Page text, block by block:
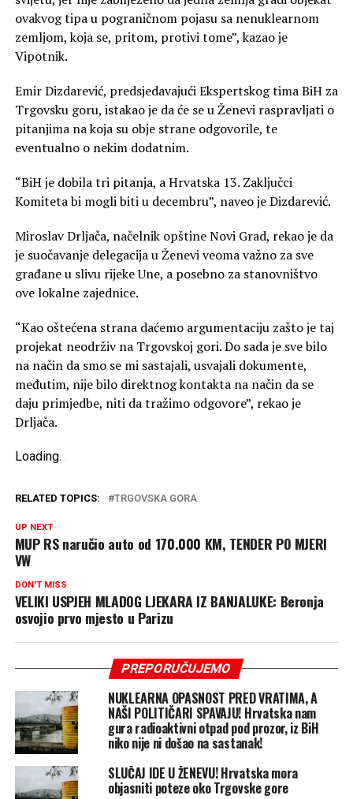
ovakvog tipa u pograničnom pojasu sa nenuklearnom
zemljom, koja se, pritom, protivi tome”, kazao je
Vipotnik.
Emir Dizdarević, predsjedavajući Ekspertskog tima BiH za
Trgovsku goru, istakao je da će se u Ženevi raspravljati o
pitanjima na koja su obje strane odgovorile, te
eventualno o nekim dodatnim.
“BiH je dobila tri pitanja, a Hrvatska 13. Zaključci
Komiteta bi mogli biti u decembru”, naveo je Dizdarević.
Miroslav Drljača, načelnik opštine Novi Grad, rekao je da
je suočavanje delegacija u Ženevi veoma važno za sve
građane u slivu rijeke Une, a posebno za stanovništvo
ove lokalne zajednice.
“Kao oštećena strana daćemo argumentaciju zašto je taj
projekat neodrživ na Trgovskoj gori. Do sada je sve bilo
na način da smo se mi sastajali, usvajali dokumente,
međutim, nije bilo direktnog kontakta na način da se
daju primjedbe, niti da tražimo odgovore”, rekao je
Drljača.
Loading...
RELATED TOPICS: TRGOVSKA GORA
UP NEXT
MUP RS naručio auto od 170.000 KM, TENDER PO MJERI
VW
DON'T MISS
VELIKI USPJEH MLADOG LJEKARA IZ BANJALUKE: Beronja
osvojio prvo mjesto u Parizu
PREPORUČUJEMO
NUKLEARNA OPASNOST PRED VRATIMA, A
NAŠI POLITIČARI SPAVAJU! Hrvatska nam
gura radioaktivni otpad pod prozor, iz BiH
niko nije ni došao na sastanak!
SLUČAJ IDE U ŽENEVU! Hrvatska mora
objasniti poteze oko Trgovske gore